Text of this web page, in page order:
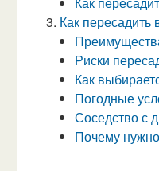
Как
Риски
Как
Погодные
Соседство с
Почему